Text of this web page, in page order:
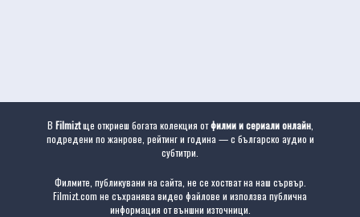
В Filmiztще откриеш богата колекция отфилми и сериали онлайн,
подредени по жанрове, рейтинг и година — с българско аудио и
субтитри.
Филмите, публикувани на сайта, не се хостват на наш сървър.
Filmizt.com не съхранява видео файлове и използва публична
информация от външни източници.